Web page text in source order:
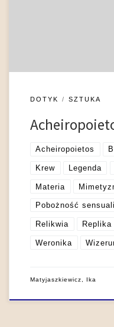
DOTYK SZTUKA
Acheiropoietos
Krew Legenda
Materia
Pobożność
Relikwia Replika
Weronika
Matyjaszkiewicz, Ika